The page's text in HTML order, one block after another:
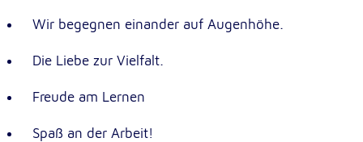
Wir begegnen einander auf Augenhöhe.
Die Liebe zur Vielfalt.
Freude am Lernen
Spaß an der Arbeit!